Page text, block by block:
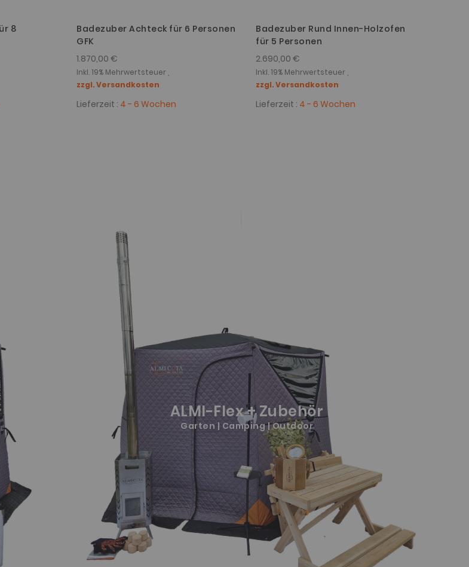
8
Badezuber Achteck für 6 Personen
GFK
1.870,00 €
Inkl. 19% Mehrwertsteuer ,
zzgl. Versandkosten
Lieferzeit : 4 - 6 Wochen
Badezuber Rund Innen-Holzofen
für 5 Personen
2.690,00 €
Inkl. 19% Mehrwertsteuer ,
zzgl. Versandkosten
Lieferzeit : 4 - 6 Wochen
ALMI-Flex + Zubehör
Garten | Camping | Outdoor